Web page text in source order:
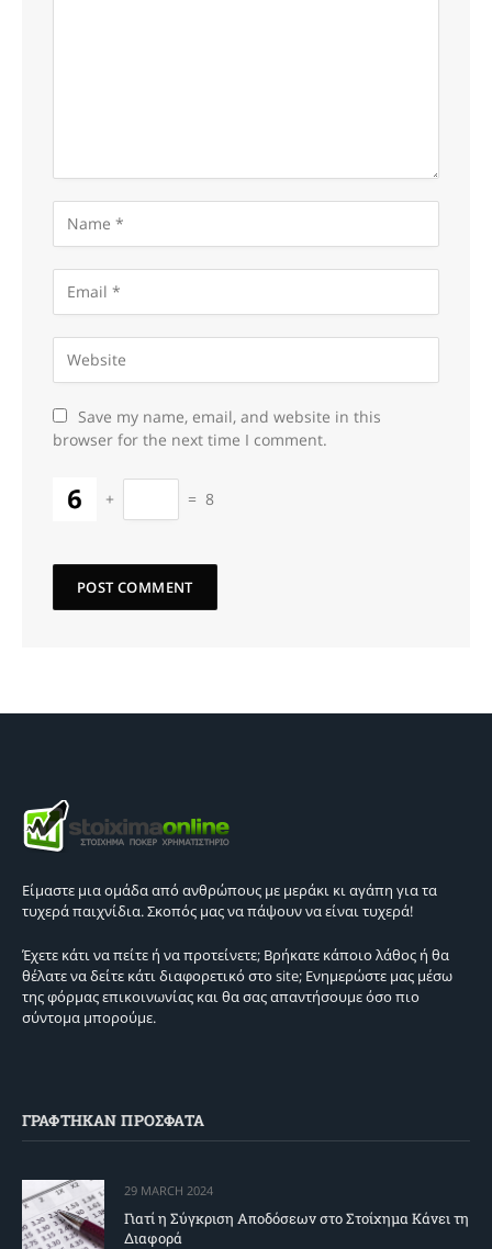
Save my name, email, and website in this
browser for the next time I comment.
+ = 8
Είμαστε μια ομάδα από ανθρώπους με μεράκι κι αγάπη για τα
τυχερά παιχνίδια. Σκοπός μας να πάψουν να είναι τυχερά!
Έχετε κάτι να πείτε ή να προτείνετε; Βρήκατε κάποιο λάθος ή θα
θέλατε να δείτε κάτι διαφορετικό στο site; Ενημερώστε μας μέσω
της φόρμας επικοινωνίας και θα σας απαντήσουμε όσο πιο
σύντομα μπορούμε.
ΓΡΑΦΤΗΚΑΝ ΠΡΟΣΦΑΤΑ
29 MARCH 2024
Γιατί η Σύγκριση Αποδόσεων στο Στοίχημα Κάνει τη
Διαφορά